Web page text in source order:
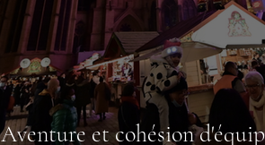
Aventure et cohésion